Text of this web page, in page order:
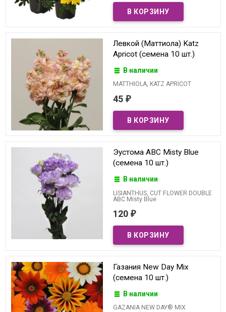
Левкой (Маттиола) Katz
Apricot (семена 10 шт.)
В наличии
MATTHIOLA, KATZ APRICOT
45 ₽
Эустома ABC Misty Blue
(семена 10 шт.)
В наличии
LISIANTHUS, CUT FLOWER DOUBLE
ABC Misty Blue
120 ₽
Газания New Day Mix
(семена 10 шт.)
В наличии
GAZANIA NEW DAY® MIX